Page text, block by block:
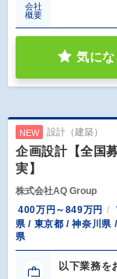
会社
概要
気にな
NEW 設計（建築）
企画設計【全国
実】
株式会社AQ Group
400万円～849万円
県 / 東京都 / 神奈川県
県
以下業務を